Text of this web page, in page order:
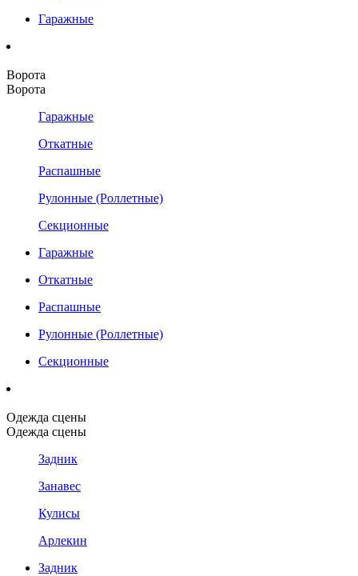
Гаражные
Ворота
Ворота
Гаражные
Откатные
Распашные
Рулонные (Роллетные)
Секционные
Гаражные
Откатные
Распашные
Рулонные (Роллетные)
Секционные
Одежда сцены
Одежда сцены
Задник
Занавес
Кулисы
Арлекин
Задник